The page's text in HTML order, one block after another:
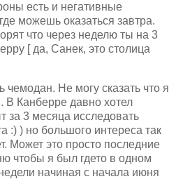
есть и негативные
можешь оказаться завтра.
что через неделю ты на 3
[ да, Санек, это столица
чемодан. Не могу сказать что я
В Канберре давно хотел
за 3 месяца исследовать
:) ) но большого интереса так
Может это просто последние
чтобы я был гдето в одном
начиная с начала июня